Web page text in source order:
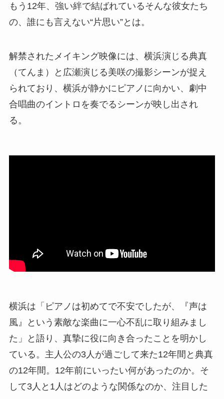
もう12年、強い絆で結ばれているそんな彼女たち
の、誰にも言えない“片思い”とは。
解禁されたメイキング映像には、横浜演じる典真
（てんま）と広瀬演じる美咲の撮影シーンが捉え
られており、横浜が静かにピアノに向かい、劇中
合唱曲のイントロを奏でるシーンが映し出され
る。
横浜は「ピアノは初めてで不安でしたが、『声は
風』という素敵な楽曲に一心不乱に取り組みまし
た」と語り、真摯に役に向き合ったことを明かし
ている。主人公の3人が過ごして来た12年間と典真
の12年間。12年前にいったい何があったのか。そ
して3人と1人はどのような関係なのか、注目した